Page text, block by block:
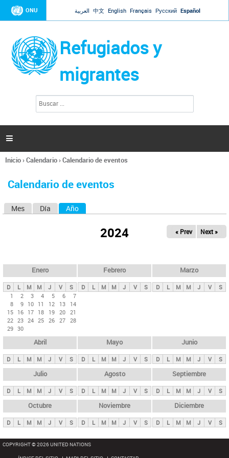
Jump to navigation
ONU العربية 中文 English Français Русский Español
Refugiados y
migrantes
l
d
s

Se
usted
Inicio›Calendario›Calendario de eventos
Calendario de eventos
s
p
n
i
p
a
l
s
Mes Día Año
2024 « Prev Next »
Enero
D L M M J V
S
1
2 3 4 5 6
7
8
9 10 11 12 13
14
15 16 17 18 19 20 21
22 23 24 25 26 27 28
29 30
Febrero
D L M M J V S
Marzo
D L M M J V S
Abril
D L M M J V S
Mayo
D L M M J V S
Junio
D L M M J V S
Julio
D L M M J V S
Agosto
D L M M J V S
Septiembre
D L M M J V S
Octubre
D L M M J V S
Noviembre
D L M M J V S
Diciembre
D L M M J V S
COPYRIGHT © 2026 UNITED NATIONS